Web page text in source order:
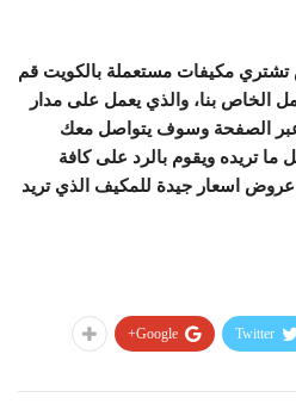
تشتري مكيفات مستعملة بالكويت قم
الخاص بنا، والذي يعمل على مدار
عبر الصفحة وسوف يتواصل معك
ما تريده ويقوم بالرد على كافة
عروض اسعار جيدة للمكيف الذي تريد
Twitter
Google+